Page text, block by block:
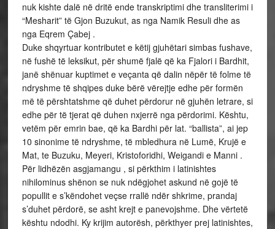
nuk kishte dalë në dritë ende transkriptimi dhe transliterimi i
“Mesharit” të Gjon Buzukut, as nga Namik Resuli dhe as
nga Eqrem Çabej .
Duke shqyrtuar kontributet e këtij gjuhëtari simbas fushave,
në fushë të leksikut, për shumë fjalë që ka Fjalori i Bardhit,
janë shënuar kuptimet e veçanta që dalin nëpër të folme të
ndryshme të shqipes duke bërë vërejtje edhe për formën
më të përshtatshme që duhet përdorur në gjuhën letrare, si
edhe për të tjerat që duhen nxjerrë nga përdorimi. Kështu,
vetëm për emrin bae, që ka Bardhi për lat. “ballista”, ai jep
10 sinonime të ndryshme, të mbledhura në Lumë, Krujë e
Mat, te Buzuku, Meyeri, Kristoforidhi, Weigandi e Manni .
Për lidhëzën asgjamangu , si përkthim i latinishtes
nihilominus shënon se nuk ndëgjohet askund në gojë të
popullit e s’këndohet veçse rrallë ndër shkrime, prandaj
s’duhet përdorë, se asht krejt e panevojshme. Dhe vërtetë
kështu ndodhi. Ky krijim autorësh, përkthyer prej latinishtes,